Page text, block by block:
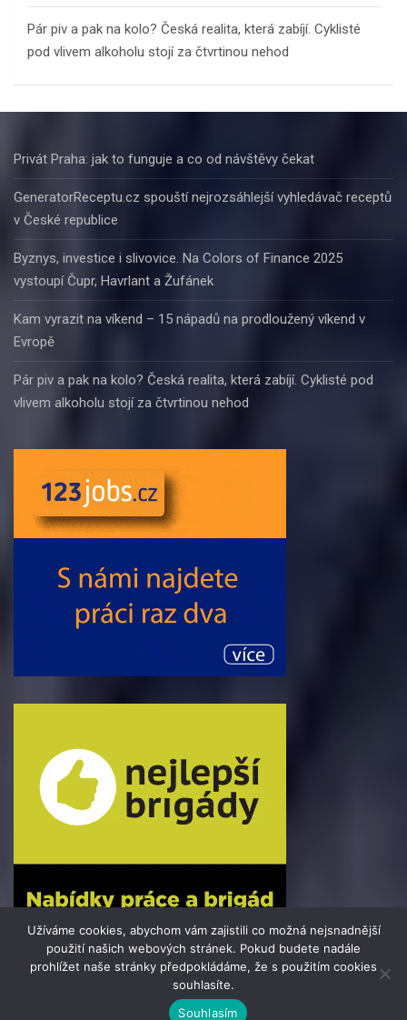
Pár piv a pak na kolo? Česká realita, která zabíjí. Cyklisté
pod vlivem alkoholu stojí za čtvrtinou nehod
Privát Praha: jak to funguje a co od návštěvy čekat
GeneratorReceptu.cz spouští nejrozsáhlejší vyhledávač receptů
v České republice
Byznys, investice i slivovice. Na Colors of Finance 2025
vystoupí Čupr, Havrlant a Žufánek
Kam vyrazit na víkend – 15 nápadů na prodloužený víkend v
Evropě
Pár piv a pak na kolo? Česká realita, která zabíjí. Cyklisté pod
vlivem alkoholu stojí za čtvrtinou nehod
© 2016 - 2025 Press24.cz | člen skupiny 123jobs Media |
Theme byMantraBrain
Užíváme cookies, abychom vám zajistili co možná nejsnadnější
použití našich webových stránek. Pokud budete nadále
prohlížet naše stránky předpokládáme, že s použitím cookies
souhlasíte.
Souhlasím